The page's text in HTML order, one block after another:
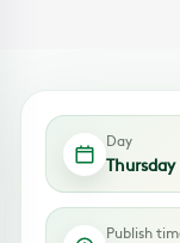
Day
Thursday
Publish